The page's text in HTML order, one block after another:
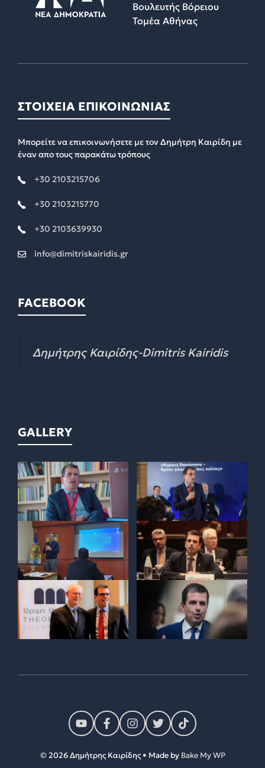
Βουλευτής Βόρειου
Τομέα Αθήνας
ΣΤΟΙΧΕΙΑ ΕΠΙΚΟΙΝΩΝΙΑΣ
Μπορείτε να επικοινωνήσετε με τον Δημήτρη Καιρίδη με
έναν απο τους παρακάτω τρόπους
+30 2103215706
+30 2103215770
+30 2103639930
info@dimitriskairidis.gr
FACEBOOK
Δημήτρης Καιρίδης-Dimitris Kairidis
GALLERY
© 2026 Δημήτρης Καιρίδης • Made by Bake My WP